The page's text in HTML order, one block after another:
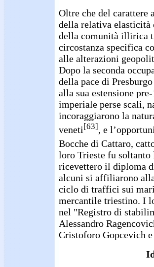
Oltre che del carattere
della relativa elasticità
della comunità illirica
circostanza specifica
alle alterazioni
Dopo la seconda
della pace di
alla sua estensione
imperiale perse scali,
incoraggiarono la
veneti [63] , e
Bocche di Cattaro,
loro Trieste fu soltanto
ricevettero il diploma
alcuni si affiliarono
ciclo di traffici sui
mercantile triestino. I
nel "Registro di
Alessandro
Cristoforo Gopcevich